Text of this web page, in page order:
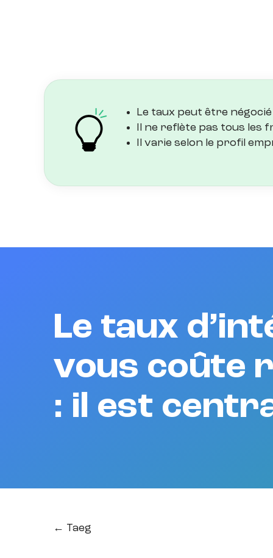
Le taux peut être
Il ne reflète pas tous les
Il varie selon le profil
Le taux
vous coûte
: il est
← Taeg